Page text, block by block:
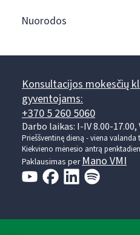
Nuorodos
Konsultacijos mokesčių
gyventojams:
+370 5 260 5060
Darbo laikas: I-IV 8.00-17.00,
Prieššventinę dieną - viena valanda
Kiekvieno mėnesio antrą
Paklausimas per Mano VMI